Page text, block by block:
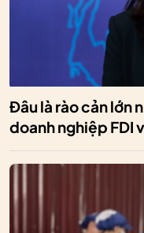
Đâu là rào cản lớn
doanh nghiệp FDI